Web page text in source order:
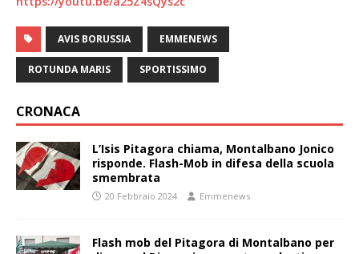
AVIS BORUSSIA EMMENEWS
ROTUNDA MARIS SPORTISSIMO
CRONACA
L’Isis Pitagora chiama, Montalbano Jonico
risponde. Flash-Mob in difesa della scuola
smembrata
20 Febbraio 2024 Emmenews
Flash mob del Pitagora di Montalbano per